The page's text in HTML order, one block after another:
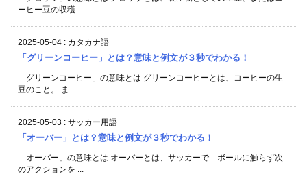
ーヒー豆の収穫 ...
2025-05-04 : カタカナ語
「グリーンコーヒー」とは？意味と例文が３秒でわかる！
「グリーンコーヒー」の意味とは グリーンコーヒーとは、コーヒーの生
豆のこと。 ま ...
2025-05-03 : サッカー用語
「オーバー」とは？意味と例文が３秒でわかる！
「オーバー」の意味とは オーバーとは、サッカーで「ボールに触らず次
のアクションを ...